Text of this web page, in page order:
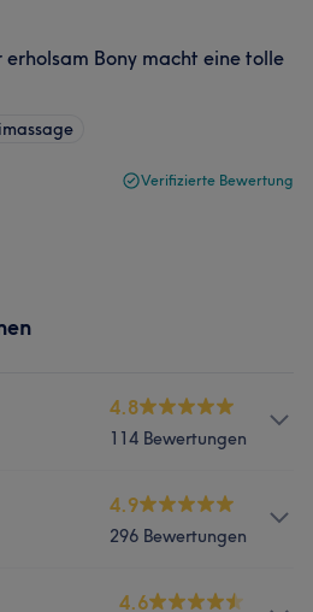
erholsam Bony macht eine tolle
Verifizierte Bewertung
4.8
114 Bewertungen
4.9
296 Bewertungen
4.6